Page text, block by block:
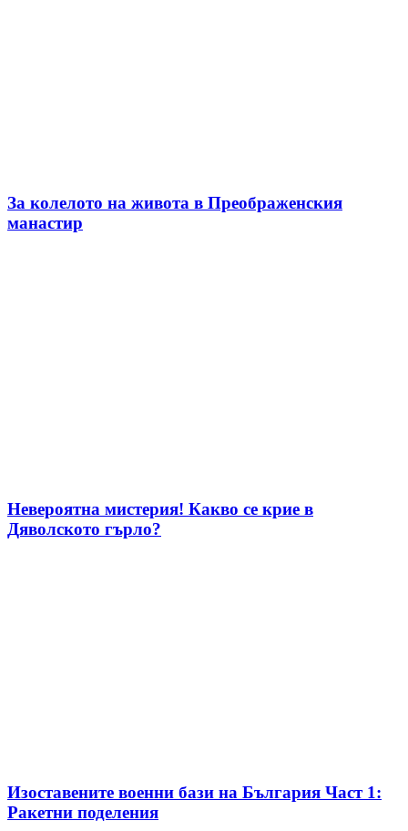
За колелото на живота в Преображенския
манастир
Невероятна мистерия! Какво се крие в
Дяволското гърло?
Изоставените военни бази на България Част 1:
Ракетни поделения